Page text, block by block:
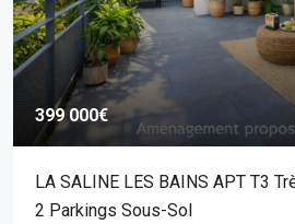
399 000€
LA SALINE LES BAINS APT T3
2 Parkings Sous-Sol